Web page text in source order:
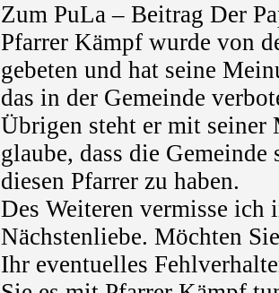
Zum PuLa – Beitrag Der
Pfarrer Kämpf wurde von
gebeten und hat seine
das in der Gemeinde
Übrigen steht er mit
glaube, dass die
diesen Pfarrer zu haben.
Des Weiteren vermisse ich
Nächstenliebe. Möchten
Ihr eventuelles